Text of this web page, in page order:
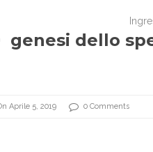
genesi dello
Aprile 5, 2019 0 Comments